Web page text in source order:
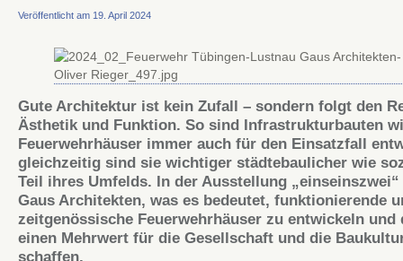
Veröffentlicht am 19. April 2024
Gute Architektur ist kein Zufall – sondern folgt den
Ästhetik und Funktion. So sind Infrastrukturbauten
Feuerwehrhäuser immer auch für den Einsatzfall
gleichzeitig sind sie wichtiger städtebaulicher wie
Teil ihres Umfelds. In der Ausstellung „einseinszwei“
Gaus Architekten, was es bedeutet, funktionierende
zeitgenössische Feuerwehrhäuser zu entwickeln und
einen Mehrwert für die Gesellschaft und die
schaffen.